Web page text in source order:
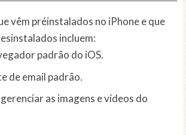
vêm préinstalados no iPhone e que
incluem:
padrão do iOS.
de email padrão.
as imagens e vídeos do